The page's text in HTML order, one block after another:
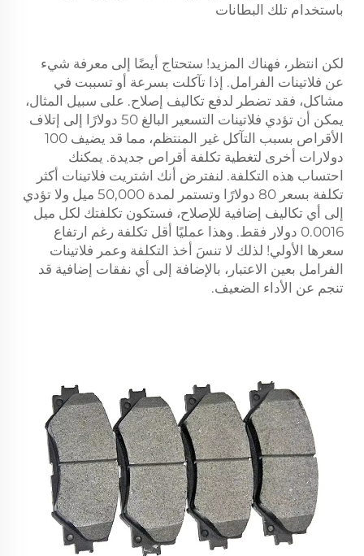
باستخدام تلك البطانات
لكن انتظر، فهناك المزيد! ستحتاج أيضًا إلى معرفة شيء
عن فلاتينات الفرامل. إذا تآكلت بسرعة أو تسببت في
مشاكل، فقد تضطر لدفع تكاليف إصلاح. على سبيل المثال،
يمكن أن تؤدي فلاتينات التسعير البالغ 50 دولارًا إلى إتلاف
الأقراص بسبب التآكل غير المنتظم، مما قد يضيف 100
دولارات أخرى لتغطية تكلفة أقراص جديدة. يمكنك
احتساب هذه التكلفة. لنفترض أنك اشتريت فلاتينات أكثر
تكلفة بسعر 80 دولارًا وتستمر لمدة 50,000 ميل ولا تؤدي
إلى أي تكاليف إضافية للإصلاح، فستكون تكلفتك لكل ميل
0.0016 دولار فقط. وهذا عمليًا أقل تكلفة رغم ارتفاع
سعرها الأولي! لذلك لا تنسَ أخذ التكلفة وعمر فلاتينات
الفرامل بعين الاعتبار، بالإضافة إلى أي نفقات إضافية قد
تنجم عن الأداء الضعيف.